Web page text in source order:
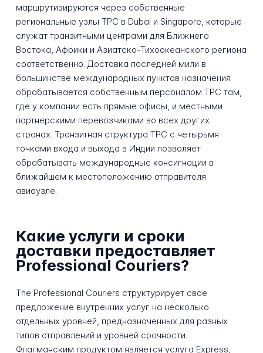
маршрутизируются через собственные
региональные узлы TPC в Dubai и Singapore, которые
служат транзитными центрами для Ближнего
Востока, Африки и Азиатско-Тихоокеанского региона
соответственно. Доставка последней мили в
большинстве международных пунктов назначения
обрабатывается собственным персоналом TPC там,
где у компании есть прямые офисы, и местными
партнерскими перевозчиками во всех других
странах. Транзитная структура TPC с четырьмя
точками входа и выхода в Индии позволяет
обрабатывать международные консигнации в
ближайшем к местоположению отправителя
авиаузле.
Какие услуги и сроки
доставки предоставляет
Professional Couriers?
The Professional Couriers структурирует свое
предложение внутренних услуг на несколько
отдельных уровней, предназначенных для разных
типов отправлений и уровней срочности.
Флагманским продуктом является услуга Express,